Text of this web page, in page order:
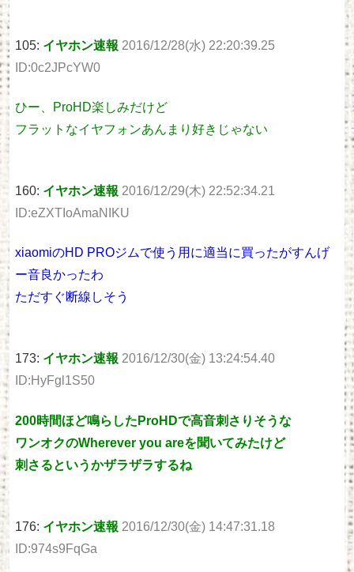
105: イヤホン速報 2016/12/28(水) 22:20:39.25
ID:0c2JPcYW0
ひー、ProHD楽しみだけど
フラットなイヤフォンあんまり好きじゃない
160: イヤホン速報 2016/12/29(木) 22:52:34.21
ID:eZXTIoAmaNIKU
xiaomiのHD PROジムで使う用に適当に買ったがすんげ
ー音良かったわ
ただすぐ断線しそう
173: イヤホン速報 2016/12/30(金) 13:24:54.40
ID:HyFgl1S50
200時間ほど鳴らしたProHDで高音刺さりそうな
ワンオクのWherever you areを聞いてみたけど
刺さるというかザラザラするね
176: イヤホン速報 2016/12/30(金) 14:47:31.18
ID:974s9FqGa